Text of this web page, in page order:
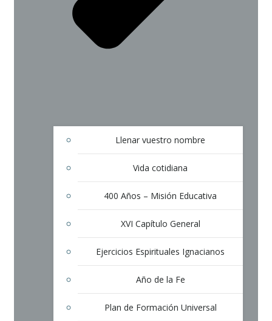
Llenar vuestro nombre
Vida cotidiana
400 Años – Misión Educativa
XVI Capítulo General
Ejercicios Espirituales Ignacianos
Año de la Fe
Plan de Formación Universal